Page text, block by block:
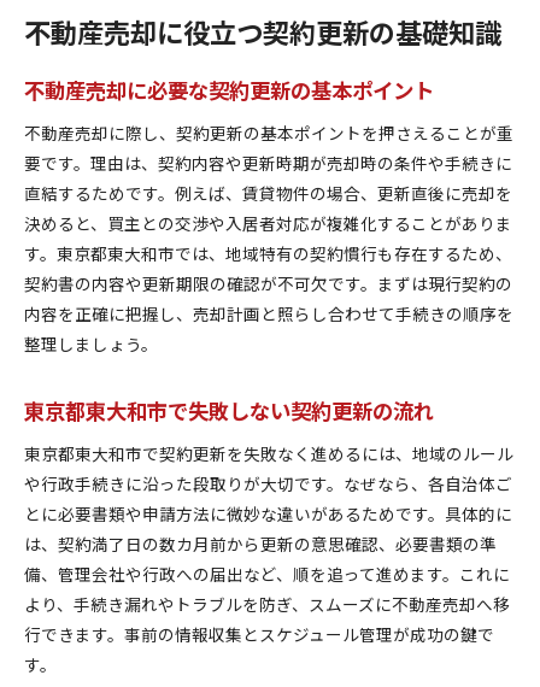
東京都東大和市の地域特性で住み替えをスムーズ
に
契約更新と不動産売却で理想の住み替えを実現
不動産売却に役立つ契約更新の基礎知識
不動産売却に必要な契約更新の基本ポイント
不動産売却に際し、契約更新の基本ポイントを押さえることが重
要です。理由は、契約内容や更新時期が売却時の条件や手続きに
直結するためです。例えば、賃貸物件の場合、更新直後に売却を
決めると、買主との交渉や入居者対応が複雑化することがありま
す。東京都東大和市では、地域特有の契約慣行も存在するため、
契約書の内容や更新期限の確認が不可欠です。まずは現行契約の
内容を正確に把握し、売却計画と照らし合わせて手続きの順序を
整理しましょう。
東京都東大和市で失敗しない契約更新の流れ
東京都東大和市で契約更新を失敗なく進めるには、地域のルール
や行政手続きに沿った段取りが大切です。なぜなら、各自治体ご
とに必要書類や申請方法に微妙な違いがあるためです。具体的に
は、契約満了日の数カ月前から更新の意思確認、必要書類の準
備、管理会社や行政への届出など、順を追って進めます。これに
より、手続き漏れやトラブルを防ぎ、スムーズに不動産売却へ移
行できます。事前の情報収集とスケジュール管理が成功の鍵で
す。